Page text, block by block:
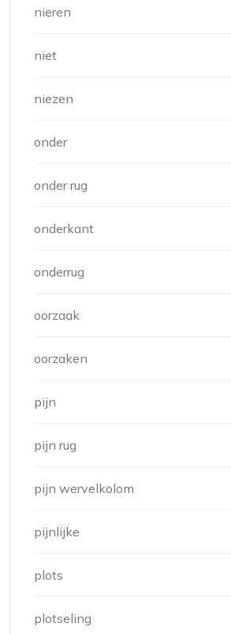
nieren
niet
niezen
onder
onder rug
onderkant
onderrug
oorzaak
oorzaken
pijn
pijn rug
pijn wervelkolom
pijnlijke
plots
plotseling